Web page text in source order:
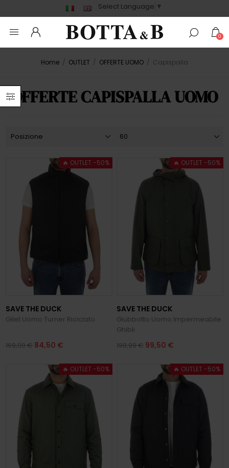
Select Language ▼
0
Home / OUTLET / OFFERTE UOMO / Capispalla
OFFERTE CAPISPALLA UOMO
🔥 OUTLET -50%
SAVE THE DUCK
Gilet Uomo Turner Riciclato
169,00 € 84,50 €
🔥 OUTLET -50%
SAVE THE DUCK
Giubbotto Uomo Impermeabile
Ghibli
198,99 € 99,50 €
🔥 OUTLET -50% 🔥 OUTLET -50%